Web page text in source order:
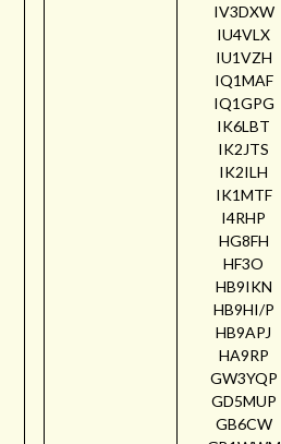
IV3DXW
IU4VLX
IU1VZH
IQ1MAF
IQ1GPG
IK6LBT
IK2JTS
IK2ILH
IK1MTF
I4RHP
HG8FH
HF3O
HB9IKN
HB9HI/P
HB9APJ
HA9RP
GW3YQP
GD5MUP
GB6CW